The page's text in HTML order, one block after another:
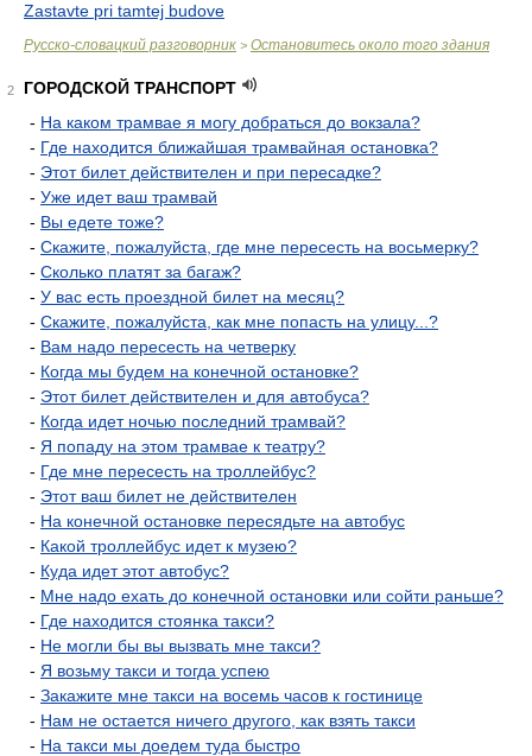
Zastavte pri tamtej budove
Русско-словацкий разговорник > Остановитесь около того здания
2
ГОРОДСКОЙ ТРАНСПОРТ
- На каком трамвае я могу добраться до вокзала?
- Где находится ближайшая трамвайная остановка?
- Этот билет действителен и при пересадке?
- Уже идет ваш трамвай
- Вы едете тоже?
- Скажите, пожалуйста, где мне пересесть на восьмерку?
- Сколько платят за багаж?
- У вас есть проездной билет на месяц?
- Скажите, пожалуйста, как мне попасть на улицу...?
- Вам надо пересесть на четверку
- Когда мы будем на конечной остановке?
- Этот билет действителен и для автобуса?
- Когда идет ночью последний трамвай?
- Я попаду на этом трамвае к театру?
- Где мне пересесть на троллейбус?
- Этот ваш билет не действителен
- На конечной остановке пересядьте на автобус
- Какой троллейбус идет к музею?
- Куда идет этот автобус?
- Мне надо ехать до конечной остановки или сойти раньше?
- Где находится стоянка такси?
- Не могли бы вы вызвать мне такси?
- Я возьму такси и тогда успею
- Закажите мне такси на восемь часов к гостинице
- Нам не остается ничего другого, как взять такси
- На такси мы доедем туда быстро